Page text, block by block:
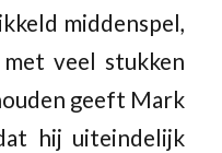
middenspel,
met veel stukken
geeft Mark
hij uiteindelijk